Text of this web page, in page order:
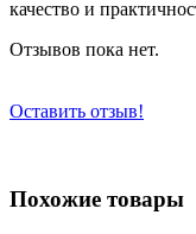
качество и
Отзывов пока нет.
Оставить отзыв!
Похожие товары